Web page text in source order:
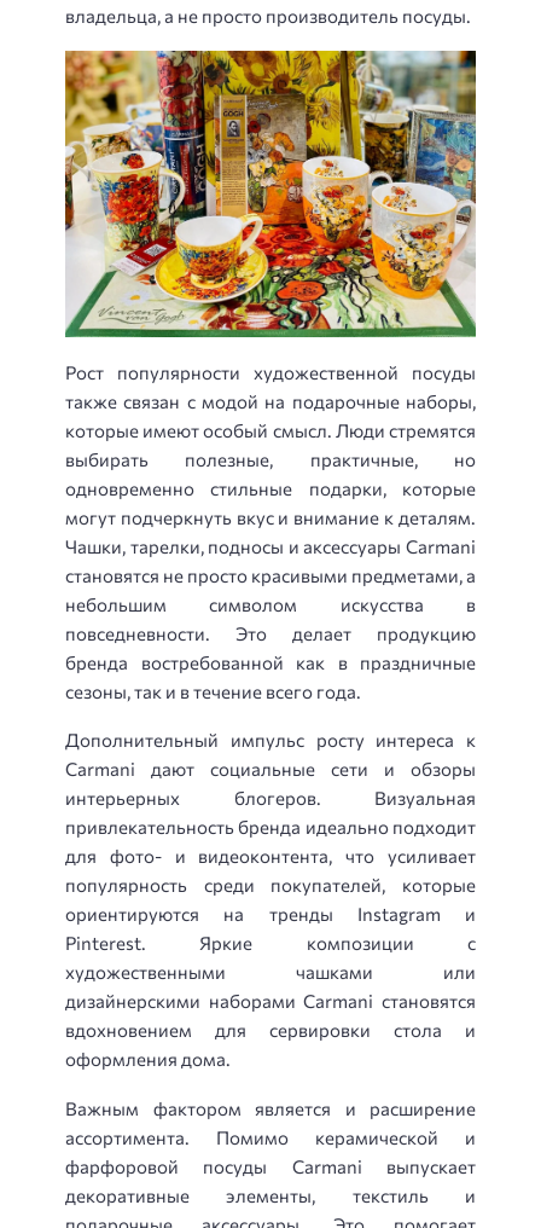
владельца, а не просто производитель посуды.
Рост популярности художественной посуды
также связан с модой на подарочные наборы,
которые имеют особый смысл. Люди стремятся
выбирать полезные, практичные, но
одновременно стильные подарки, которые
могут подчеркнуть вкус и внимание к деталям.
Чашки, тарелки, подносы и аксессуары Carmani
становятся не просто красивыми предметами, а
небольшим символом искусства в
повседневности. Это делает продукцию
бренда востребованной как в праздничные
сезоны, так и в течение всего года.
Дополнительный импульс росту интереса к
Carmani дают социальные сети и обзоры
интерьерных блогеров. Визуальная
привлекательность бренда идеально подходит
для фото- и видеоконтента, что усиливает
популярность среди покупателей, которые
ориентируются на тренды Instagram и
Pinterest. Яркие композиции с
художественными чашками или
дизайнерскими наборами Carmani становятся
вдохновением для сервировки стола и
оформления дома.
Важным фактором является и расширение
ассортимента. Помимо керамической и
фарфоровой посуды Carmani выпускает
декоративные элементы, текстиль и